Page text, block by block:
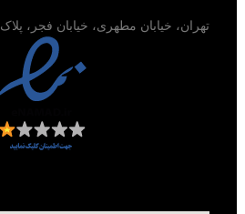
تهران، خیابان مطهری، خیابان فجر، پلاک ۳۲ و ۳۶